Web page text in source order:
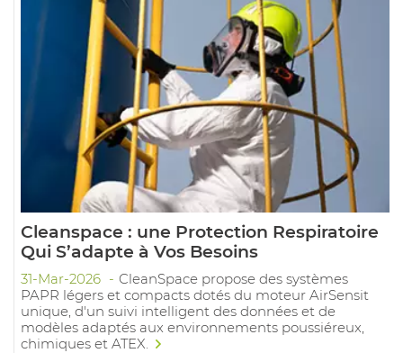
Cleanspace : une Protection Respiratoire
Qui S’adapte à Vos Besoins
31-Mar-2026
CleanSpace propose des systèmes
PAPR légers et compacts dotés du moteur AirSensit
unique, d'un suivi intelligent des données et de
modèles adaptés aux environnements poussiéreux,
chimiques et ATEX.